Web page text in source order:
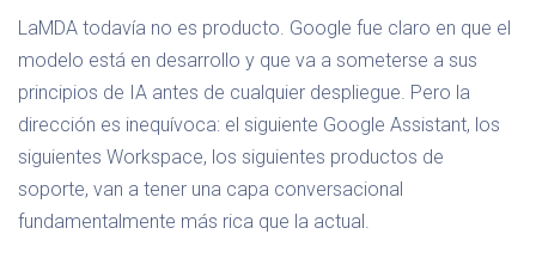
LaMDA todavía no es producto. Google fue claro en que el
modelo está en desarrollo y que va a someterse a sus
principios de IA antes de cualquier despliegue. Pero la
dirección es inequívoca: el siguiente Google Assistant, los
siguientes Workspace, los siguientes productos de
soporte, van a tener una capa conversacional
fundamentalmente más rica que la actual.